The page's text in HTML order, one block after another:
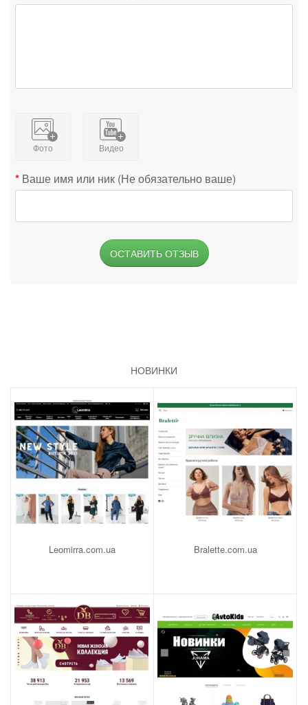
Фото Видео
Ваше имя или ник (Не обязательно ваше)
ОСТАВИТЬ ОТЗЫВ
НОВИНКИ
Leomirra.com.ua Bralette.com.ua